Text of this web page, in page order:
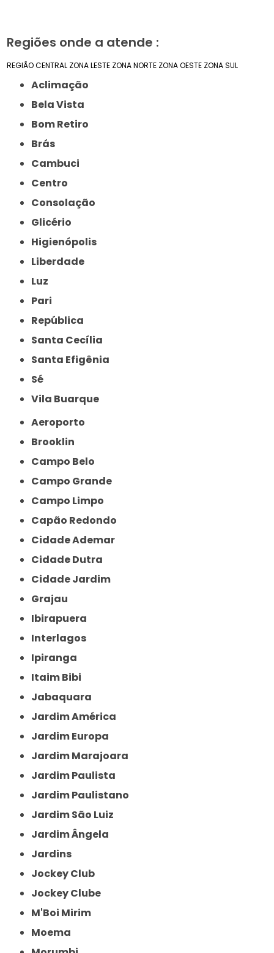
Regiões onde a atende :
REGIÃO CENTRAL ZONA LESTE ZONA NORTE ZONA OESTE ZONA SUL
Aclimação
Bela Vista
Bom Retiro
Brás
Cambuci
Centro
Consolação
Glicério
Higienópolis
Liberdade
Luz
Pari
República
Santa Cecília
Santa Efigênia
Sé
Vila Buarque
Aeroporto
Brooklin
Campo Belo
Campo Grande
Campo Limpo
Capão Redondo
Cidade Ademar
Cidade Dutra
Cidade Jardim
Grajau
Ibirapuera
Interlagos
Ipiranga
Itaim Bibi
Jabaquara
Jardim América
Jardim Europa
Jardim Marajoara
Jardim Paulista
Jardim Paulistano
Jardim São Luiz
Jardim Ângela
Jardins
Jockey Club
Jockey Clube
M'Boi Mirim
Moema